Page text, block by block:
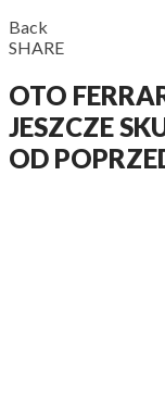
Back
SHARE
OTO
JESZCZE
OD